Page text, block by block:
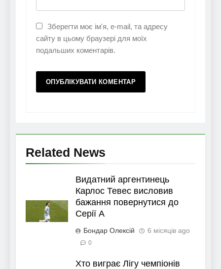
Зберегти моє ім'я, e-mail, та адресу
сайту в цьому браузері для моїх
подальших коментарів.
Related News
Видатний аргентинець
Карлос Тевес висловив
бажання повернутися до
Серії А
Бондар Олексій 6 місяців ago
0
Хто виграє Лігу чемпіонів